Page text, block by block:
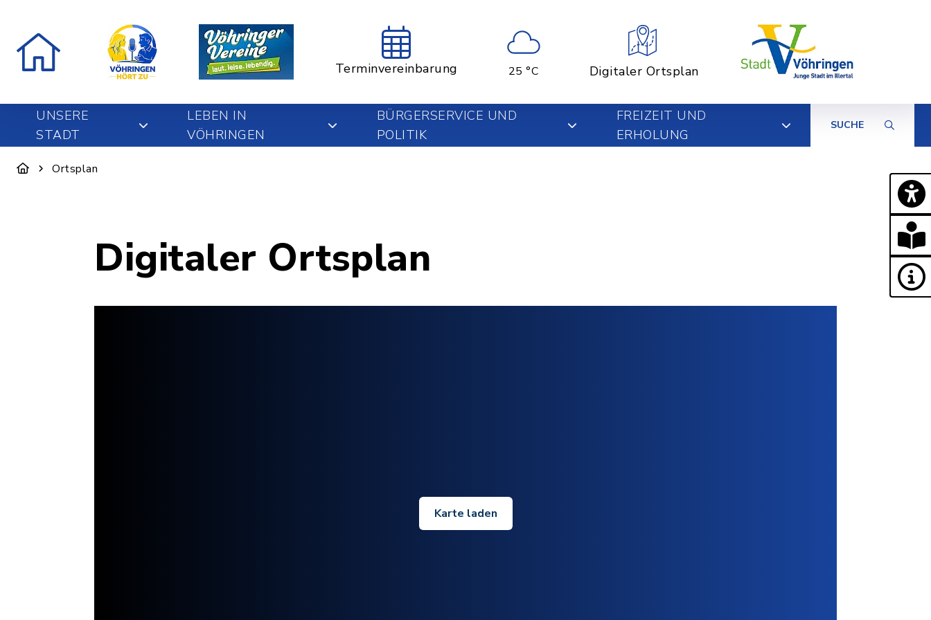
Terminvereinbarung 25 °C Digitaler Ortsplan
UNSERE
STADT
LEBEN IN
VÖHRINGEN
BÜRGERSERVICE UND
POLITIK
FREIZEIT UND
ERHOLUNG
SUCHE
Ortsplan
Digitaler Ortsplan
Karte laden